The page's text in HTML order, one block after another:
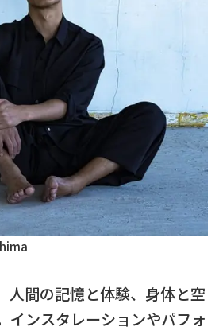
人間の記憶と体験、身体と空
インスタレーションやパフォ